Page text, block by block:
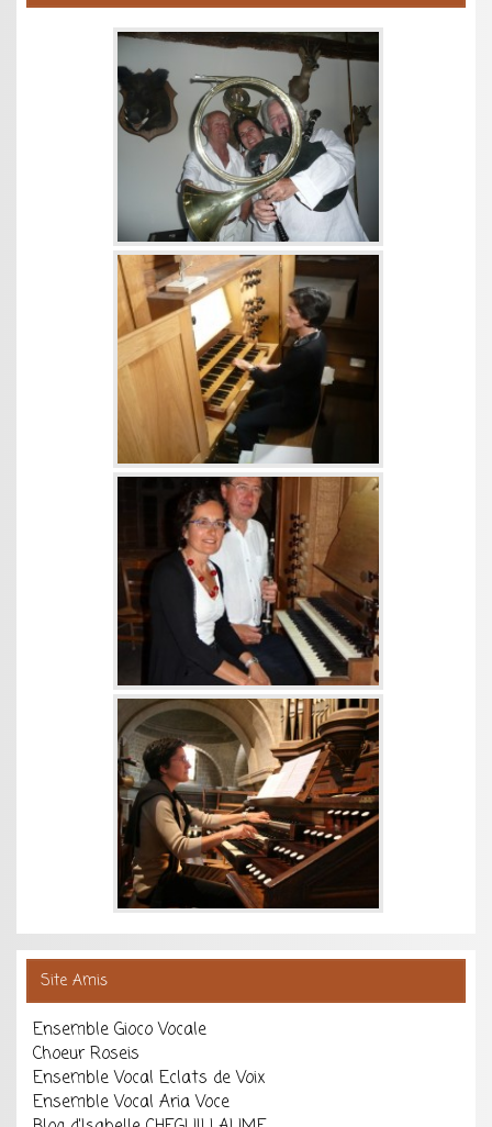
Site Amis
Ensemble Gioco Vocale
Choeur Roseis
Ensemble Vocal Eclats de Voix
Ensemble Vocal Aria Voce